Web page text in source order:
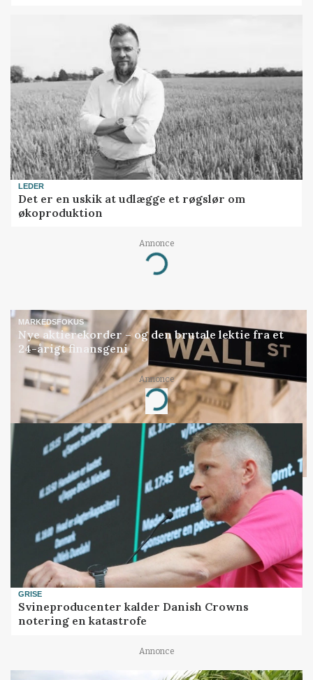
LEDER
Det er en uskik at udlægge et røgslør om
økoproduktion
Annonce
Loading...
MARKEDSFOKUS
Nye aktierekorder – og den brutale lektie fra et
24-årigt finansgeni
Annonce
Loading...
GRISE
Svineproducenter kalder Danish Crowns
notering en katastrofe
Annonce